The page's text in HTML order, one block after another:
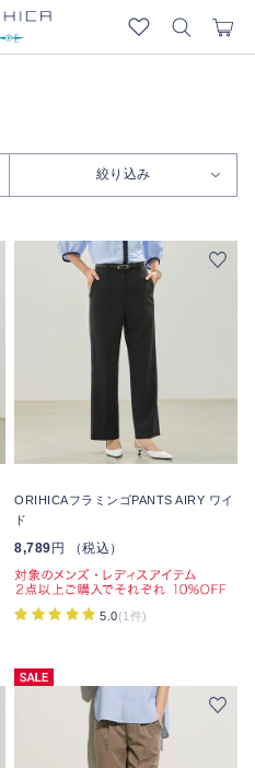
絞り込み
ORIHICAフラミンゴPANTS AIRY ワイ
ド
8,789円 （税込）
5.0(1件)